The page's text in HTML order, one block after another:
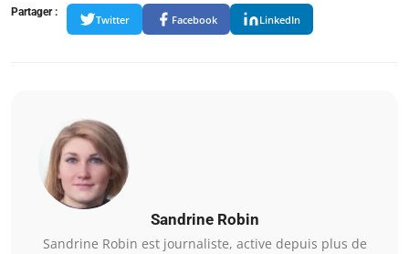
Partager :
Twitter Facebook LinkedIn
Sandrine Robin
Sandrine Robin est journaliste, active depuis plus de